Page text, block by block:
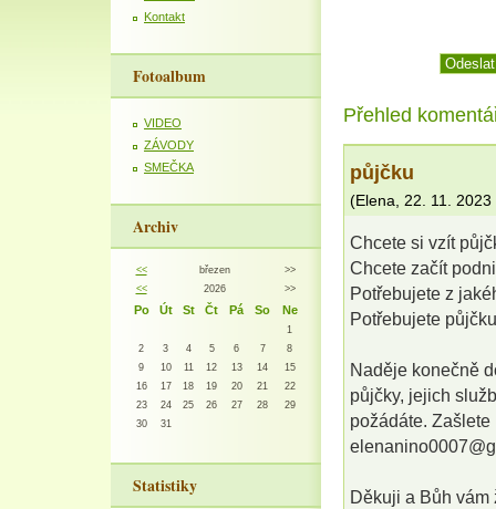
Kontakt
Fotoalbum
VIDEO
ZÁVODY
SMEČKA
Archiv
<< březen
>>
<<
2026 >>
Po Út St Čt Pá So Ne
1
2
3 4 5 6 7
8
9
10 11 12 13 14
15
16
17 18 19 20 21
22
23
24 25 26 27 28
29
30
31
Statistiky
Přehled
půjčku
(Elena 22. 11. 2023
Chcete si vzít
Chcete začít
Potřebujete z
Potřebujete
Naděje konečně
půjčky, jejich
požádáte.
Děkuji a Bůh vám